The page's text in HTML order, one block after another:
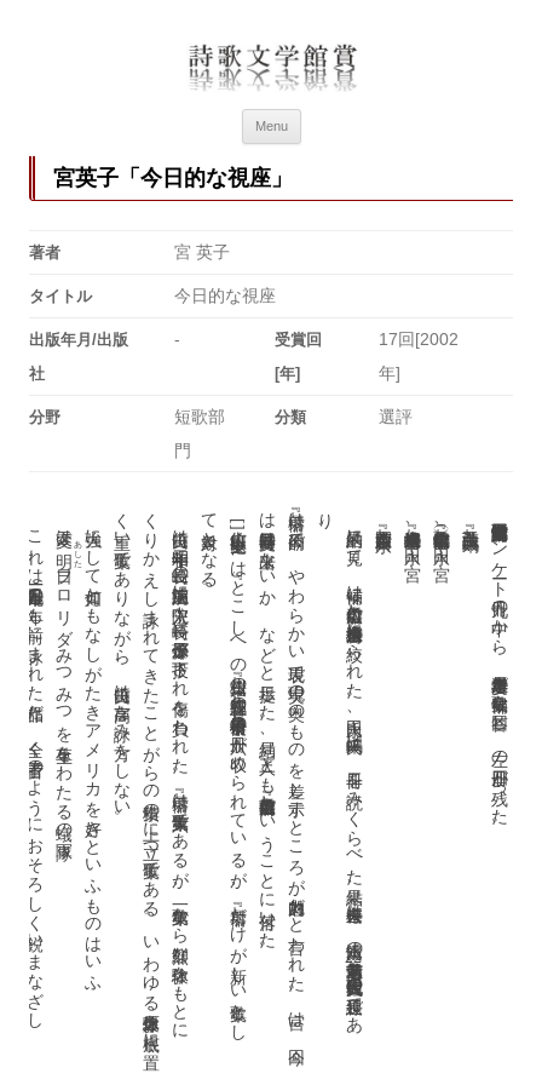
詩歌文学館賞
Menu
宮英子「今日的な視座」
著者 宮 英子
タイトル 今日的な視座
出版年月/出版
社
-
受賞回
[年]
17回[2002
年]
分野
短歌部
門
分類 選評
第十七回詩歌文学館賞候補歌集アンケート九冊の中から、本年度選考委員が候補歌集を回答し、左の四冊が残った。
竹山広『全歌集』（射禱）来嶋、永田、宮
清水房雄『桴遊去来』来嶋、永田、宮
結果的に見て、候補は竹山広『射禱』と清水房雄『桴遊去来』に絞られた。永田氏、来嶋氏は、二冊を読みくらべた結果、『桴遊去来』は、清水氏の前著『老耄章句』（第
22
回現代短歌大賞）の延長線
で
あ
り
、
『射禱』は今日的
で
、
や
わ
ら
か
い表現
で現実
の奥
の
も
の
を差
し示
す
と
こ
ろ
が魅力的
だ
と言
わ
れ
た
。宮
は
、今回
は二冊同時受賞
は出来
な
い
か
、
な
ど
と提示
し
た
。結局
、三人
と
も竹山広著『射禱』推薦
と
い
う
こ
と
に落付
い
た
。
[
]
に
は『
と
こ
し
へ
の川』『葉桜
の丘』『残響』『一脚
の椅子』『千日千夜』『射禱』
の六冊
が収
め
ら
れ
て
い
る
が
、『射禱』
だ
け
が新
し
い歌集
と
し
て対象と
な
る
。
竹山氏
は昭和二十年
、長崎
の浦上第一病院
に入院中
、長崎
に原子爆弾
が投下
さ
れ傷
を負
わ
れ
た
。『射禱』
は第六歌集
で
あ
る
が
、第一歌集
か
ら鮮烈
な体験
を
も
と
に
く
り
か
え
し詠
ま
れ
て
き
た
こ
と
が
ら
の集積
の上
に立
つ歌集
で
あ
る
。
い
わ
ゆ
る原爆体験
を根底
に置
く重
い歌集
で
あ
り
な
が
ら
、竹山氏
は声高
な詠
み方
を
し
な
い
。
強大にして如何ともなしがたきアメリカを好きといふものはいふ
明日あした
フロリダみつみつを草生をわたる蟻の軍隊
こ
れ
は二〇〇一年九月十一日
の一年
も前
に詠
ま
れ
た作品
だ
。全
く予言者
の
よ
う
に
お
そ
ろ
し
く鋭
い
ま
な
ざ
し
だ